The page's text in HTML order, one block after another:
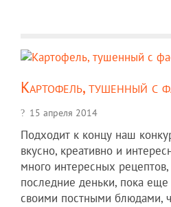
Картофель, тушенный с
15 апреля 2014
Подходит к концу наш
вкусно, креативно и
много интересных
последние деньки, пока
своими постными блюдами,